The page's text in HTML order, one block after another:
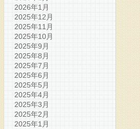
2026年1月
2025年12月
2025年11月
2025年10月
2025年9月
2025年8月
2025年7月
2025年6月
2025年5月
2025年4月
2025年3月
2025年2月
2025年1月